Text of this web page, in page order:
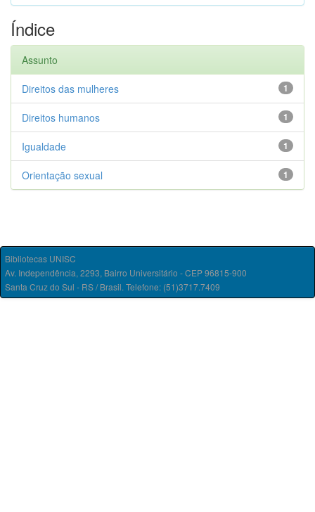
Índice
Assunto
1
Direitos das mulheres
1
Direitos humanos
1
Igualdade
1
Orientação sexual
Bibliotecas UNISC
Av. Independência, 2293, Bairro Universitário - CEP 96815-900
Santa Cruz do Sul - RS / Brasil. Telefone: (51)3717.7409